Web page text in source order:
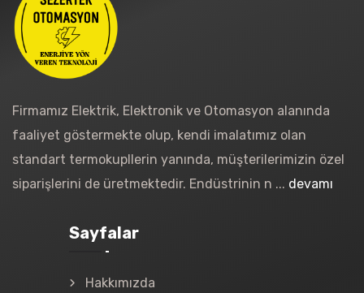
Firmamız Elektrik, Elektronik ve Otomasyon alanında
faaliyet göstermekte olup, kendi imalatımız olan
standart termokupllerin yanında, müşterilerimizin özel
siparişlerini de üretmektedir. Endüstrinin n ... devamı
Sayfalar
Hakkımızda